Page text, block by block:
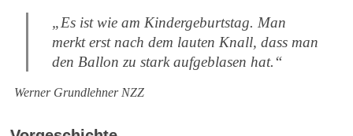
„Es ist wie am Kindergeburtstag. Man
merkt erst nach dem lauten Knall, dass man
den Ballon zu stark aufgeblasen hat.“
Werner Grundlehner NZZ